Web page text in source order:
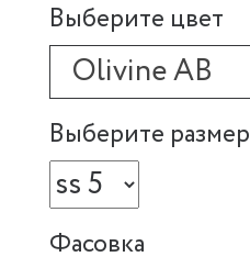
Выберите цвет
Olivine AB
Выберите размер
Фасовка